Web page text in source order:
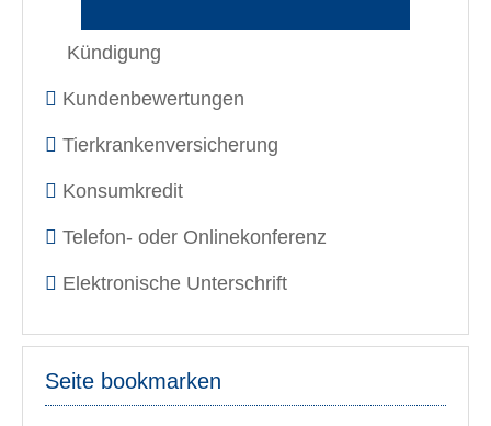
Kündigung
Kundenbewertungen
Tierkrankenversicherung
Konsumkredit
Telefon- oder Onlinekonferenz
Elektronische Unterschrift
Seite bookmarken